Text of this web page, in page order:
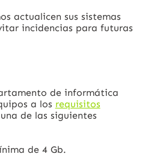
actualicen sus sistemas
incidencias para futuras
de informática
a los requisitos
de las siguientes
de 4 Gb.